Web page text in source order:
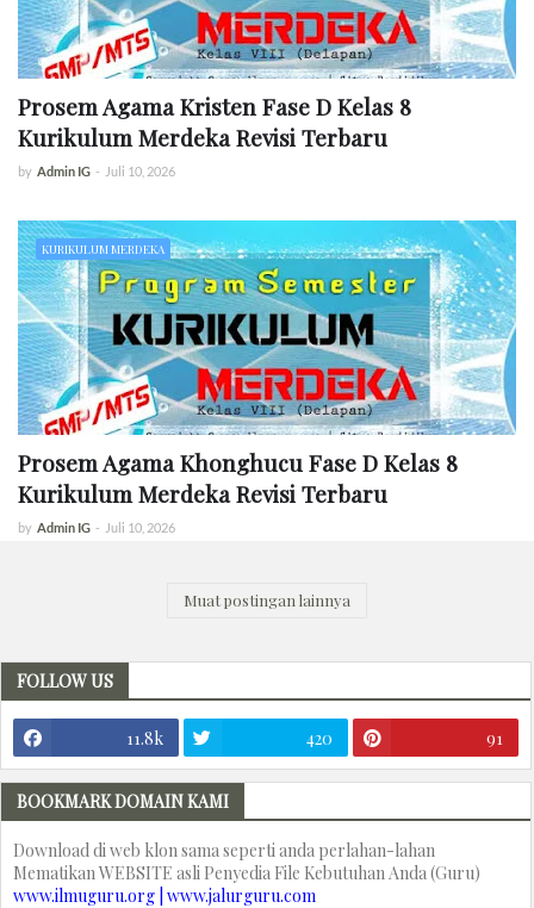
Prosem Agama Kristen Fase D Kelas 8
Kurikulum Merdeka Revisi Terbaru
by Admin IG - Juli 10, 2026
KURIKULUM MERDEKA
Prosem Agama Khonghucu Fase D Kelas 8
Kurikulum Merdeka Revisi Terbaru
by Admin IG - Juli 10, 2026
Muat postingan lainnya
FOLLOW US
11.8k 420 91
BOOKMARK DOMAIN KAMI
Download di web klon sama seperti anda perlahan-lahan
Mematikan WEBSITE asli Penyedia File Kebutuhan Anda (Guru)
www.ilmuguru.org | www.jalurguru.com